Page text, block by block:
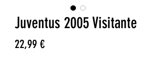
Juventus 2005 Visitante
22,99 €Precio